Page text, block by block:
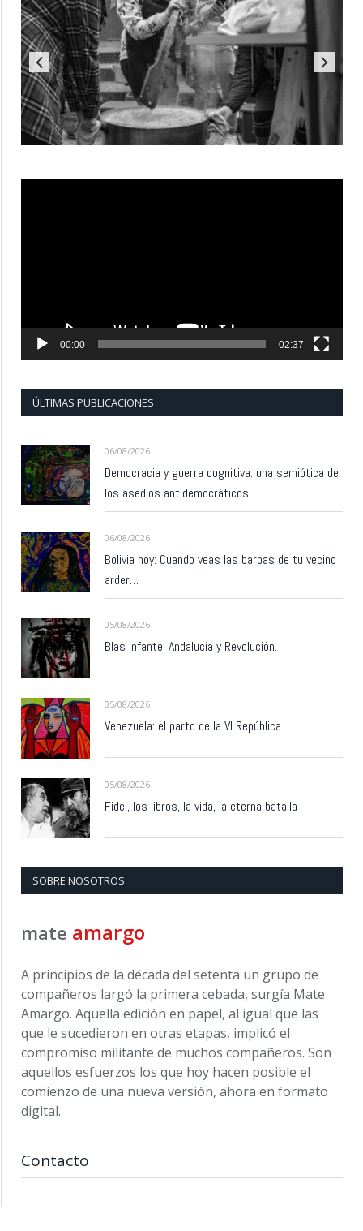
00:00 02:37
ÚLTIMAS PUBLICACIONES
06/08/2026
Democracia y guerra cognitiva: una semiótica de
los asedios antidemocráticos
06/08/2026
Bolivia hoy: Cuando veas las barbas de tu vecino
arder…
05/08/2026
Blas Infante: Andalucía y Revolución.
05/08/2026
Venezuela: el parto de la VI República
05/08/2026
Fidel, los libros, la vida, la eterna batalla
SOBRE NOSOTROS
mate amargo
A principios de la década del setenta un grupo de
compañeros largó la primera cebada, surgía Mate
Amargo. Aquella edición en papel, al igual que las
que le sucedieron en otras etapas, implicó el
compromiso militante de muchos compañeros. Son
aquellos esfuerzos los que hoy hacen posible el
comienzo de una nueva versión, ahora en formato
digital.
Contacto